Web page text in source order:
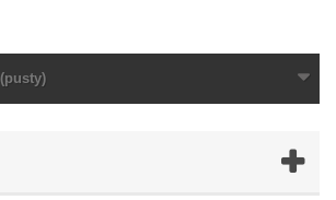
(pusty)